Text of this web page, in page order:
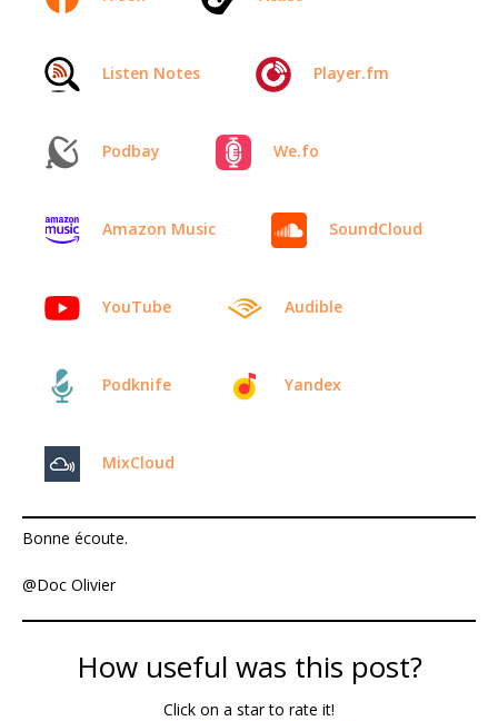
Listen Notes Player.fm
Podbay We.fo
Amazon Music SoundCloud
YouTube Audible
Podknife Yandex
MixCloud
Bonne écoute.
@Doc Olivier
How useful was this post?
Click on a star to rate it!